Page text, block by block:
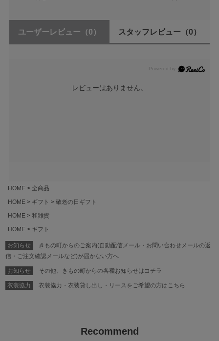
ユーザーレビュー （0） スタッフレビュー （0）
レビューはありません。
HOME
全商品
HOME
ギフト
敬老の日ギフト
HOME
和雑貨
HOME
ギフト
お知らせ
きもの町からのご案内(自動配信メール・お問い合わせメールの返
信・ご注文確認メールなど)が届かない方へ
お知らせ その他、きもの町からの各種お知らせはコチラ
衣装協力 衣装協力・衣装貸し出し・リースをご希望の方はこちら
Recommend